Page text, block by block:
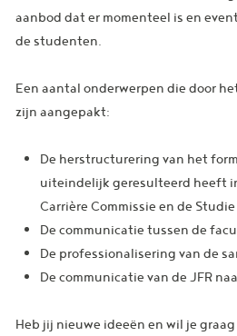
aanbod dat er momenteel is en
de studenten.
Een aantal onderwerpen die door
zijn aangepakt:
De herstructurering van het
uiteindelijk geresulteerd heeft
Carrière Commissie en de
De communicatie tussen de
De professionalisering van de
De communicatie van de JFR
Heb jij nieuwe ideeën en wil je